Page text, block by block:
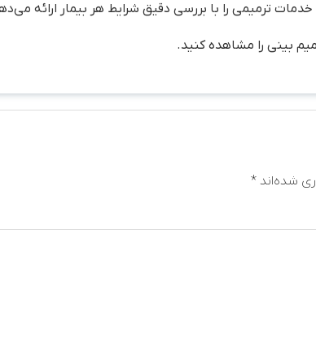
ترمیمی را با بررسی دقیق شرایط هر بیمار ارائه
بینی را مشاهده کنید.
شده‌اند*